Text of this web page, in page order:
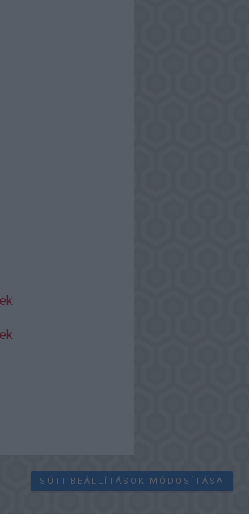
SÜTI BEÁLLÍTÁSOK MÓDOSÍTÁSA